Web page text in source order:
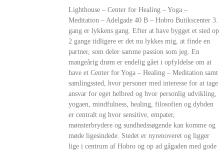
Lighthouse – Center for Healing – Yoga –
Meditation – Adelgade 40 B – Hobro Butikscenter 3.
gang er lykkens gang. Efter at have bygget et sted op
2 gange tidligere er det nu lykkes mig, at finde en
partner, som deler samme passion som jeg. En
mangeårig drøm er endelig gået i opfyldelse om at
have et Center for Yoga – Healing – Meditation samt
samlingssted, hvor personer med interesse for at tage
ansvar for eget helbred og hvor personlig udvikling,
yogaen, mindfulness, healing, filosofien og dybden
er centralt og hvor sensitive, empater,
mønsterbrydere og sundhedssøgende kan komme og
møde ligesindede. Stedet er nyrenoveret og ligger
lige i centrum af Hobro og op ad gågaden med gode